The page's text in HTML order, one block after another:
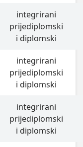
integrirani
prijediplomski
i diplomski
integrirani
prijediplomski
i diplomski
integrirani
prijediplomski
i diplomski